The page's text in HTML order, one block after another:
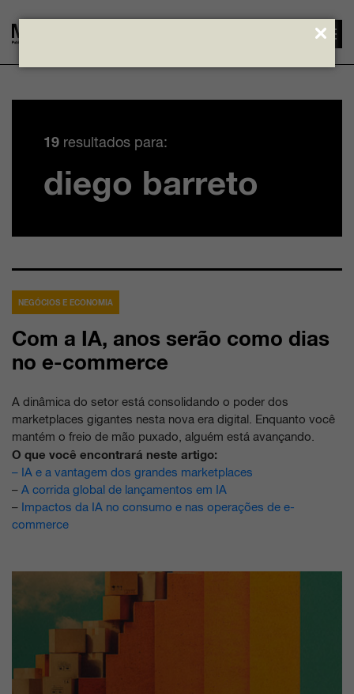
conteúdo
19 resultados para:
diego barreto
NEGÓCIOS E ECONOMIA
Com a IA, anos serão como dias
no e-commerce
A dinâmica do setor está consolidando o poder dos
marketplaces gigantes nesta nova era digital. Enquanto você
mantém o freio de mão puxado, alguém está avançando.
O que você encontrará neste artigo:
– IA e a vantagem dos grandes marketplaces
– A corrida global de lançamentos em IA
– Impactos da IA no consumo e nas operações de e-
commerce